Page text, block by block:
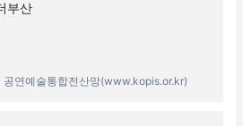
부산
공연예술통합전산망(www.kopis.or.kr)